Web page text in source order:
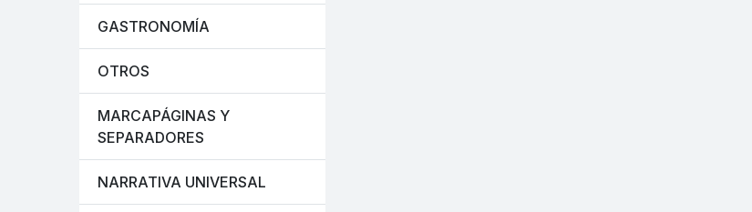
GASTRONOMÍA
OTROS
MARCAPÁGINAS Y
SEPARADORES
NARRATIVA UNIVERSAL